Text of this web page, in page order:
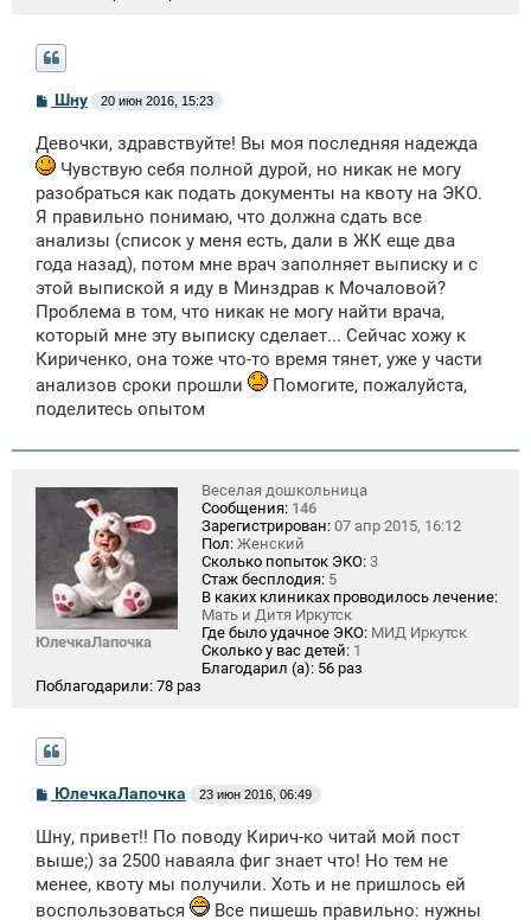
С
о
б
щ
е
н
и
Шну 20 июн 2016, 15:23
Девочки, здравствуйте! Вы моя последняя надежда
Чувствую себя полной дурой, но никак не могу
разобраться как подать документы на квоту на ЭКО.
Я правильно понимаю, что должна сдать все
анализы (список у меня есть, дали в ЖК еще два
года назад), потом мне врач заполняет выписку и с
этой выпиской я иду в Минздрав к Мочаловой?
Проблема в том, что никак не могу найти врача,
который мне эту выписку сделает... Сейчас хожу к
Кириченко, она тоже что-то время тянет, уже у части
анализов сроки прошли
Помогите, пожалуйста,
поделитесь опытом
ЮлечкаЛапочка
Веселая дошкольница
Сообщения: 146
Зарегистрирован: 07 апр 2015, 16:12
Пол: Женский
Сколько попыток ЭКО: 3
Стаж бесплодия: 5
В каких клиниках проводилось лечение:
Мать и Дитя Иркутск
Где было удачное ЭКО: МИД Иркутск
Сколько у вас детей: 1
Благодарил (а): 56 раз
Поблагодарили: 78 раз
С
о
б
щ
н
и
ЮлечкаЛапочка 23 июн 2016, 06:49
Шну, привет!! По поводу Кирич-ко читай мой пост
выше;) за 2500 наваяла фиг знает что! Но тем не
менее, квоту мы получили. Хоть и не пришлось ей
воспользоваться
Все пишешь правильно: нужны